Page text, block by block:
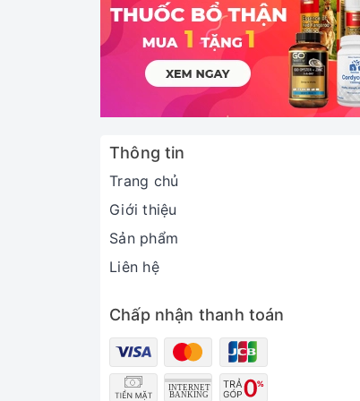
Thông tin
Trang chủ
Giới thiệu
Sản phẩm
Liên hệ
Chấp nhận thanh toán